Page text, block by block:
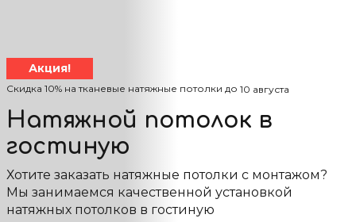
Акция!
Скидка 10% на тканевые натяжные потолки до 10 августа
Натяжной потолок в
гостиную
Хотите заказать натяжные потолки с монтажом?
Мы занимаемся качественной установкой
натяжных потолков в гостиную